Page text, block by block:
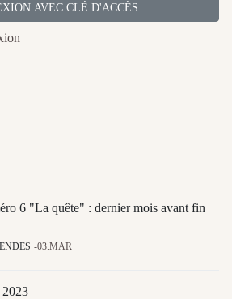
AVEC CLÉ D'ACCÈS
6 "La quête" : dernier mois avant fin
03.MAR
2023